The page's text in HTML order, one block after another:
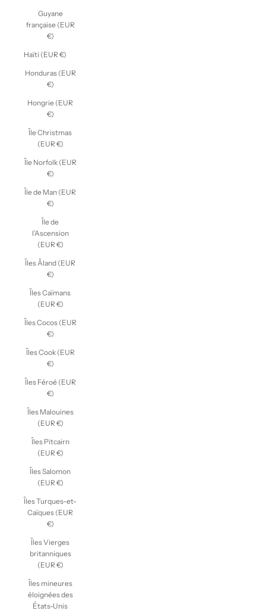
Guyane
française (EUR
€)
Haïti (EUR €)
Honduras (EUR
€)
Hongrie (EUR
€)
Île Christmas
(EUR €)
Île Norfolk (EUR
€)
Île de Man (EUR
€)
Île de
l’Ascension
(EUR €)
Îles Åland (EUR
€)
Îles Caïmans
(EUR €)
Îles Cocos (EUR
€)
Îles Cook (EUR
€)
Îles Féroé (EUR
€)
Îles Malouines
(EUR €)
Îles Pitcairn
(EUR €)
Îles Salomon
(EUR €)
Îles Turques-et-
Caïques (EUR
€)
Îles Vierges
britanniques
(EUR €)
Îles mineures
éloignées des
États-Unis